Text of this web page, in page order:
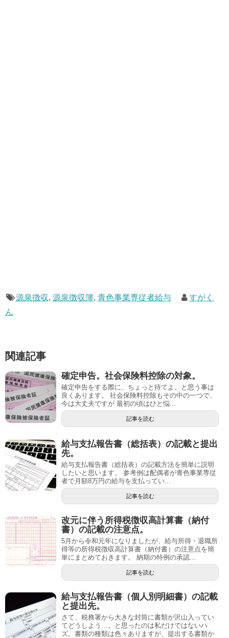
源泉徴収, 源泉徴収簿, 青色事業専従者給与
すがく
ん
関連記事
確定申告。社会保険料控除の対象。
確定申告をする際に、ちょっと待てよ。と思う事は
良くあります。 社会保険料控除もその中の一つで、
今は大丈夫ですが 最初の頃はひと悩...
記事を読む
給与支払報告書（総括表）の記載と提出
先。
給与支払報告書（総括表）の記載方法を簡単に説明
したいと思います。 参考例は配偶者が青色事業専従
者で月額8万円の給与を支払ってい...
記事を読む
改元に伴う所得税徴収高計算書（納付
書）の記載の注意点。
5月から令和元年になりましたが、給与所得・退職所
得等の所得税徴収高計算書（納付書）の注意点を簡
単にまとめておきます。 納期の特例の承認...
記事を読む
給与支払報告書（個人別明細書）の記載
と提出先。
さて、税務署から大きな封筒に書類が沢山入ってい
てどうしよう…。と思ったのは私だけではないハ
ズ。書類の種類は色々ありますが、提出する書類か